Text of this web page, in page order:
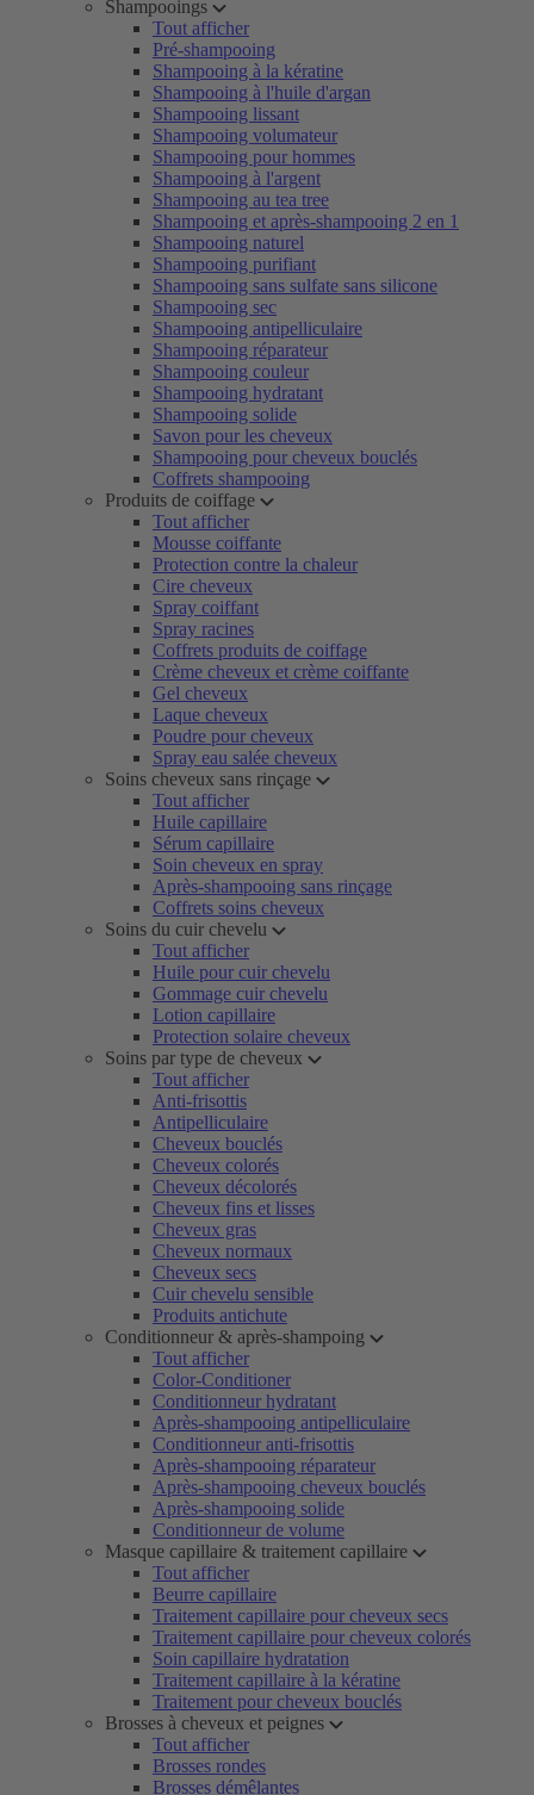
Shampooings
Tout afficher
Pré-shampooing
Shampooing à la kératine
Shampooing à l'huile d'argan
Shampooing lissant
Shampooing volumateur
Shampooing pour hommes
Shampooing à l'argent
Shampooing au tea tree
Shampooing et après-shampooing 2 en 1
Shampooing naturel
Shampooing purifiant
Shampooing sans sulfate sans silicone
Shampooing sec
Shampooing antipelliculaire
Shampooing réparateur
Shampooing couleur
Shampooing hydratant
Shampooing solide
Savon pour les cheveux
Shampooing pour cheveux bouclés
Coffrets shampooing
Produits de coiffage
Tout afficher
Mousse coiffante
Protection contre la chaleur
Cire cheveux
Spray coiffant
Spray racines
Coffrets produits de coiffage
Crème cheveux et crème coiffante
Gel cheveux
Laque cheveux
Poudre pour cheveux
Spray eau salée cheveux
Soins cheveux sans rinçage
Tout afficher
Huile capillaire
Sérum capillaire
Soin cheveux en spray
Après-shampooing sans rinçage
Coffrets soins cheveux
Soins du cuir chevelu
Tout afficher
Huile pour cuir chevelu
Gommage cuir chevelu
Lotion capillaire
Protection solaire cheveux
Soins par type de cheveux
Tout afficher
Anti-frisottis
Antipelliculaire
Cheveux bouclés
Cheveux colorés
Cheveux décolorés
Cheveux fins et lisses
Cheveux gras
Cheveux normaux
Cheveux secs
Cuir chevelu sensible
Produits antichute
Conditionneur & après-shampoing
Tout afficher
Color-Conditioner
Conditionneur hydratant
Après-shampooing antipelliculaire
Conditionneur anti-frisottis
Après-shampooing réparateur
Après-shampooing cheveux bouclés
Après-shampooing solide
Conditionneur de volume
Masque capillaire & traitement capillaire
Tout afficher
Beurre capillaire
Traitement capillaire pour cheveux secs
Traitement capillaire pour cheveux colorés
Soin capillaire hydratation
Traitement capillaire à la kératine
Traitement pour cheveux bouclés
Brosses à cheveux et peignes
Tout afficher
Brosses rondes
Brosses démêlantes